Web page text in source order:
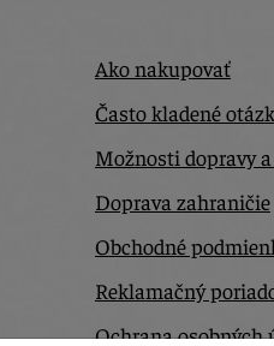
Ako nakupovať
Často kladené
Možnosti dopravy
Doprava zahraničie
Obchodné
Reklamačný
Ochrana osobných